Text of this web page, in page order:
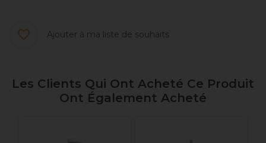
Ajouter à ma liste de souhaits
Les Clients Qui Ont Acheté Ce Produit
Ont Également Acheté